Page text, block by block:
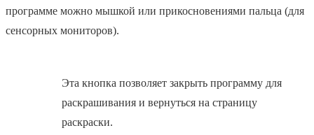
программе можно мышкой или прикосновениями пальца (для
сенсорных мониторов).
Эта кнопка позволяет закрыть программу для
раскрашивания и вернуться на страницу
раскраски.